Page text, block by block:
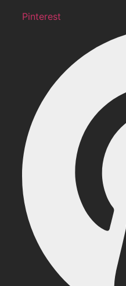
Pinterest